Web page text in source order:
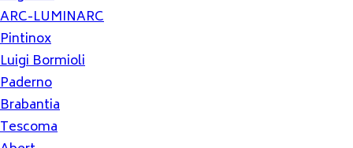
ARC-LUMINARC
Pintinox
Luigi Bormioli
Paderno
Brabantia
Tescoma